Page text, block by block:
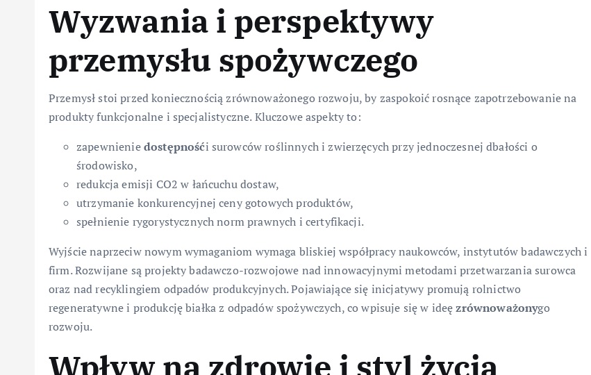
Wyzwania i perspektywy
przemysłu spożywczego
Przemysł stoi przed koniecznością zrównoważonego rozwoju, by zaspokoić rosnące zapotrzebowanie na
produkty funkcjonalne i specjalistyczne. Kluczowe aspekty to:
zapewnieniedostępnośći surowców roślinnych i zwierzęcych przy jednoczesnej dbałości o
środowisko,
redukcja emisji CO2 w łańcuchu dostaw,
utrzymanie konkurencyjnej ceny gotowych produktów,
spełnienie rygorystycznych norm prawnych i certyfikacji.
Wyjście naprzeciw nowym wymaganiom wymaga bliskiej współpracy naukowców, instytutów badawczych i
firm. Rozwijane są projekty badawczo-rozwojowe nad innowacyjnymi metodami przetwarzania surowca
oraz nad recyklingiem odpadów produkcyjnych. Pojawiające się inicjatywy promują rolnictwo
regeneratywne i produkcję białka z odpadów spożywczych, co wpisuje się w ideęzrównoważonygo
rozwoju.
Wpływ na zdrowie i styl życia